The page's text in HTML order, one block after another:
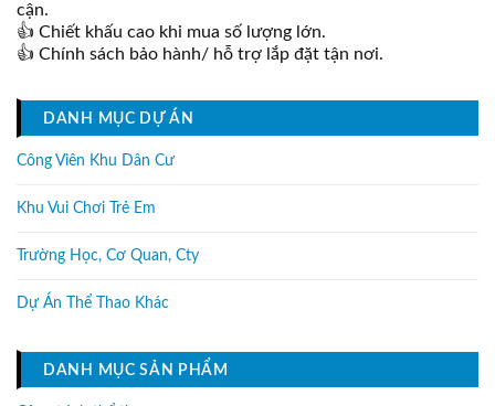
cận.
👍 Chiết khấu cao khi mua số lượng lớn.
👍 Chính sách bảo hành/ hỗ trợ lắp đặt tận nơi.
DANH MỤC DỰ ÁN
Công Viên Khu Dân Cư
Khu Vui Chơi Trẻ Em
Trường Học, Cơ Quan, Cty
Dự Án Thể Thao Khác
DANH MỤC SẢN PHẨM